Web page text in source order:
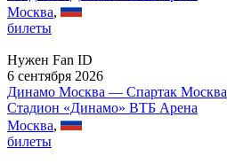
Москва,
билеты
Нужен Fan ID
6 сентября 2026
Динамо Москва — Спартак Москва
Стадион «Динамо» ВТБ Арена
Москва,
билеты